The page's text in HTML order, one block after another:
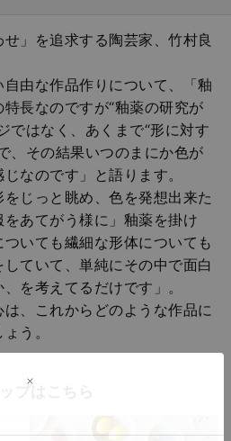
せ」を追求する陶芸家、竹村良
由な作品作りについて、「釉
長なのですが“釉薬の研究が
ではなく、あくまで“形に対す
、その結果いつのまにか色が
なのです」と語ります。
じっと眺め、色を発想出来た
あてがう様に」釉薬を掛け
いても繊細な形体についても
していて、単純にその中で面白
を考えてるだけです」。
、これからどのような作品に
う。